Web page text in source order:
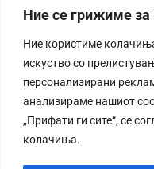
Ние се грижиме за
Ние користиме
искуство со
персонализирани
анализираме нашиот
„Прифати ги сите“, се
колачиња.